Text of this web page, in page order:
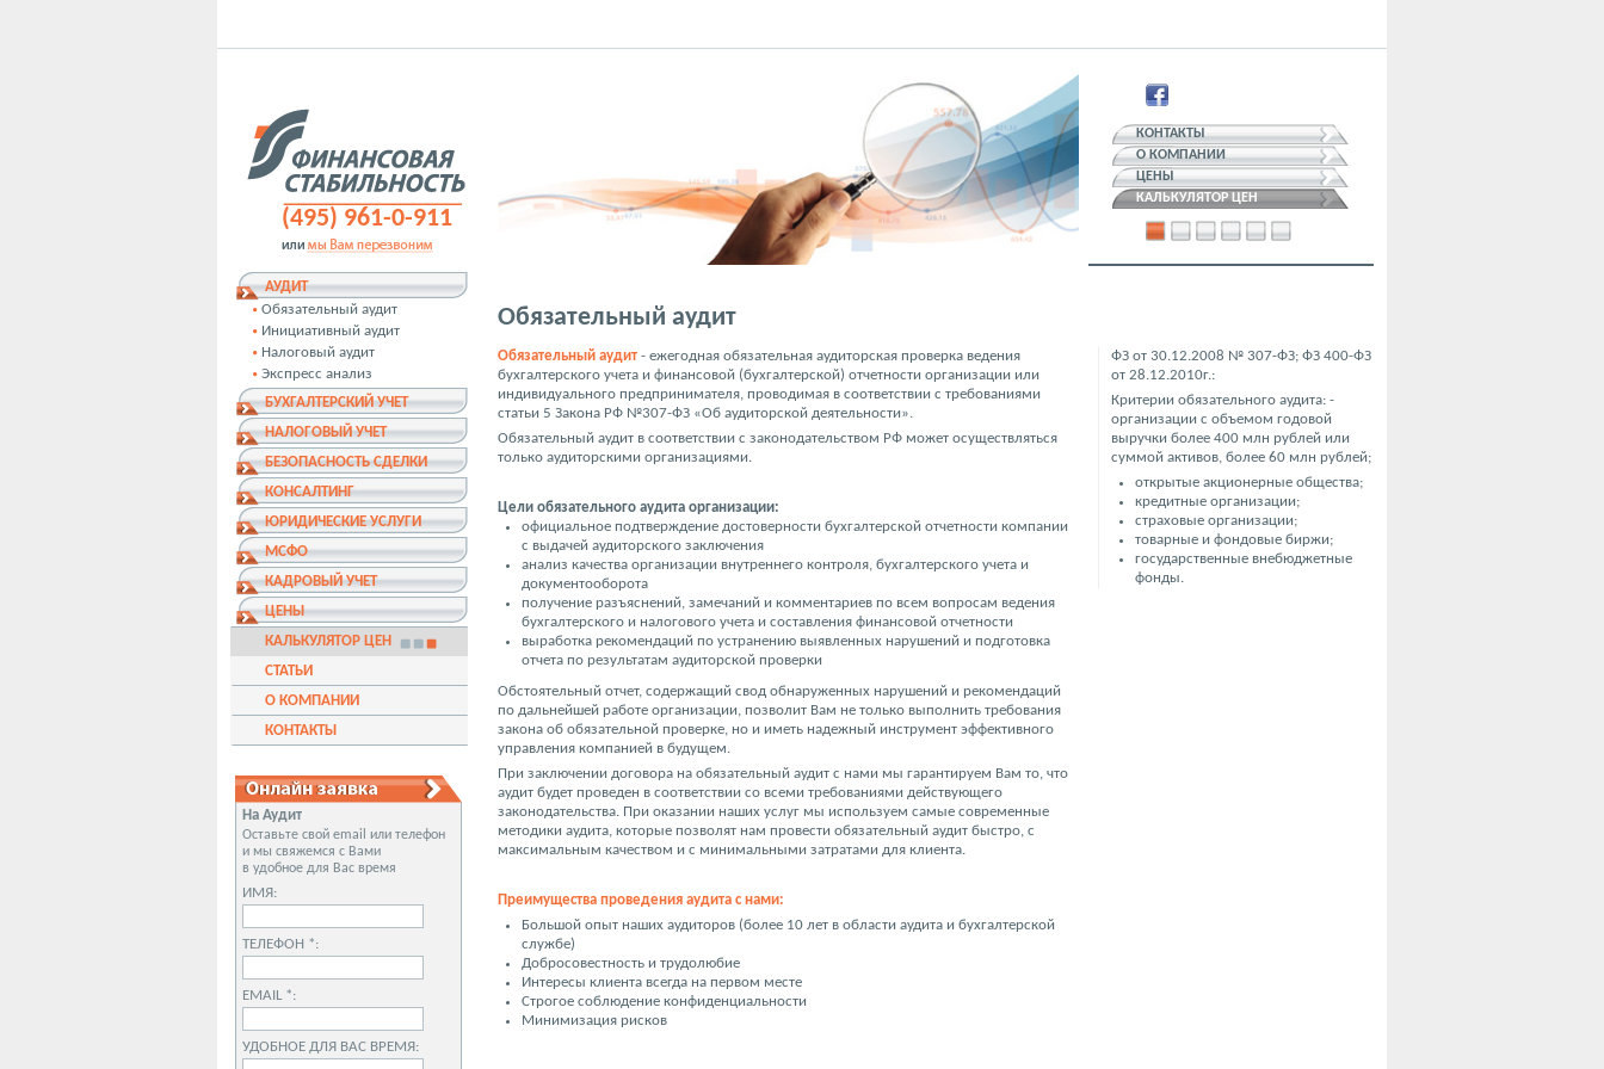
(495) 961-0-911
АУДИТ
Обязательный аудит
Инициативный аудит
Налоговый аудит
Экспресс анализ
БУХГАЛТЕРСКИЙ УЧЕТ
НАЛОГОВЫЙ УЧЕТ
БЕЗОПАСНОСТЬ СДЕЛКИ
КОНСАЛТИНГ
ЮРИДИЧЕСКИЕ УСЛУГИ
МСФО
КАДРОВЫЙ УЧЕТ
ЦЕНЫ
КАЛЬКУЛЯТОР ЦЕН
СТАТЬИ
О КОМПАНИИ
КОНТАКТЫ
На Аудит
Оставьте свой email или телефон
и мы свяжемся с Вами
в удобное для Вас время
ИМЯ:
ТЕЛЕФОН *:
EMAIL *:
УДОБНОЕ ДЛЯ ВАС ВРЕМЯ:
КОНТАКТЫ
О КОМПАНИИ
ЦЕНЫ
КАЛЬКУЛЯТОР ЦЕН
Обязательный аудит
Обязательный аудит - ежегодная обязательная аудиторская проверка ведения
бухгалтерского учета и финансовой (бухгалтерской) отчетности организации или
индивидуального предпринимателя, проводимая в соответствии с требованиями
статьи 5 Закона РФ №307-ФЗ «Об аудиторской деятельности».
Обязательный аудит в соответствии с законодательством РФ может осуществляться
только аудиторскими организациями.
Цели обязательного аудита организации:
официальное подтверждение достоверности бухгалтерской отчетности компании
с выдачей аудиторского заключения
анализ качества организации внутреннего контроля, бухгалтерского учета и
документооборота
получение разъяснений, замечаний и комментариев по всем вопросам ведения
бухгалтерского и налогового учета и составления финансовой отчетности
выработка рекомендаций по устранению выявленных нарушений и подготовка
отчета по результатам аудиторской проверки
Обстоятельный отчет, содержащий свод обнаруженных нарушений и рекомендаций
по дальнейшей работе организации, позволит Вам не только выполнить требования
закона об обязательной проверке, но и иметь надежный инструмент эффективного
управления компанией в будущем.
При заключении договора на обязательный аудит с нами мы гарантируем Вам то, что
аудит будет проведен в соответствии со всеми требованиями действующего
законодательства. При оказании наших услуг мы используем самые современные
методики аудита, которые позволят нам провести обязательный аудит быстро, с
максимальным качеством и с минимальными затратами для клиента.
Преимущества проведения аудита с нами:
Большой опыт наших аудиторов (более 10 лет в области аудита и бухгалтерской
службе)
Добросовестность и трудолюбие
Интересы клиента всегда на первом месте
Строгое соблюдение конфиденциальности
Минимизация рисков
ФЗ от 30.12.2008 № 307-ФЗ; ФЗ 400-ФЗ
от 28.12.2010г.:
Критерии обязательного аудита: -
организации с объемом годовой
выручки более 400 млн рублей или
суммой активов, более 60 млн рублей;
открытые акционерные общества;
кредитные организации;
страховые организации;
товарные и фондовые биржи;
государственные внебюджетные
фонды.